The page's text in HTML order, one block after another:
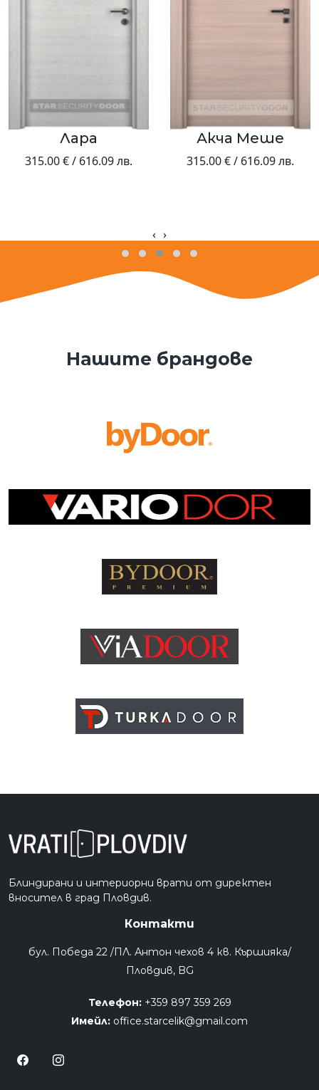
€ / 616.09 лв.
Акча Меше
315.00 € / 616.09 лв.
‹ ›
Нашите брандове
Блиндирани и интериорни врати от директен
вносител в град Пловдив.
Контакти
бул. Победа 22 /ПЛ. Антон чехов 4 кв. Кършияка/
Пловдив, BG
Телефон: +359 897 359 269
Имейл: office.starcelik@gmail.com